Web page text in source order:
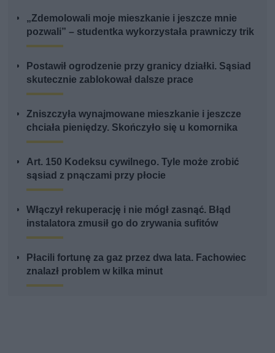
„Zdemolowali moje mieszkanie i jeszcze mnie
pozwali” – studentka wykorzystała prawniczy trik
Postawił ogrodzenie przy granicy działki. Sąsiad
skutecznie zablokował dalsze prace
Zniszczyła wynajmowane mieszkanie i jeszcze
chciała pieniędzy. Skończyło się u komornika
Art. 150 Kodeksu cywilnego. Tyle może zrobić
sąsiad z pnączami przy płocie
Włączył rekuperację i nie mógł zasnąć. Błąd
instalatora zmusił go do zrywania sufitów
Płacili fortunę za gaz przez dwa lata. Fachowiec
znalazł problem w kilka minut